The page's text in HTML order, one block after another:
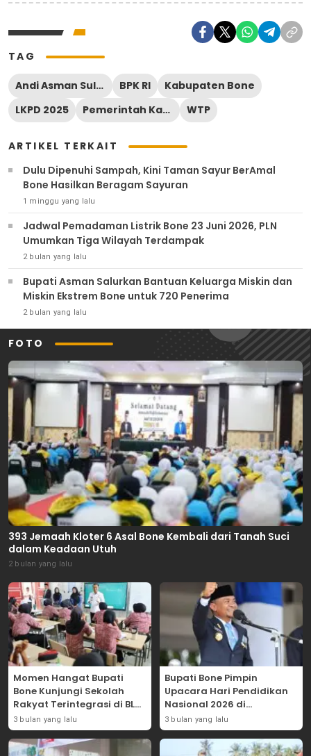
TAG
Andi Asman Sulaiman BPK RI
Kabupaten Bone
LKPD 2025
Pemerintah Kabupaten Bone WTP
ARTIKEL TERKAIT
Dulu Dipenuhi Sampah, Kini Taman Sayur BerAmal
Bone Hasilkan Beragam Sayuran
1 minggu yang lalu
Jadwal Pemadaman Listrik Bone 23 Juni 2026, PLN
Umumkan Tiga Wilayah Terdampak
2 bulan yang lalu
Bupati Asman Salurkan Bantuan Keluarga Miskin dan
Miskin Ekstrem Bone untuk 720 Penerima
2 bulan yang lalu
FOTO
393 Jemaah Kloter 6 Asal Bone Kembali dari Tanah Suci
dalam Keadaan Utuh
2 bulan yang lalu
Momen Hangat Bupati
Bone Kunjungi Sekolah
Rakyat Terintegrasi di BLK
Bajoe
3 bulan yang lalu
Bupati Bone Pimpin
Upacara Hari Pendidikan
Nasional 2026 di
Lapangan Merdeka
3 bulan yang lalu